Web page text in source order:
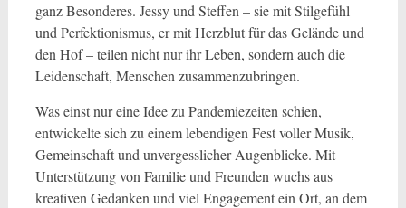
ganz Besonderes. Jessy und Steffen – sie mit Stilgefühl
und Perfektionismus, er mit Herzblut für das Gelände und
den Hof – teilen nicht nur ihr Leben, sondern auch die
Leidenschaft, Menschen zusammenzubringen.
Was einst nur eine Idee zu Pandemiezeiten schien,
entwickelte sich zu einem lebendigen Fest voller Musik,
Gemeinschaft und unvergesslicher Augenblicke. Mit
Unterstützung von Familie und Freunden wuchs aus
kreativen Gedanken und viel Engagement ein Ort, an dem